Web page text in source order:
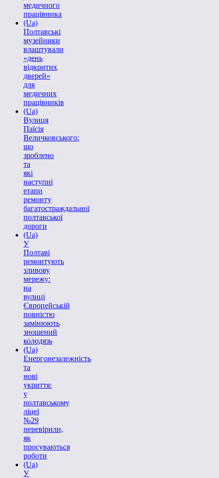
медичного
працівника
(Ua)
Полтавські
музейники
влаштували
«день
відкритих
дверей»
для
медичних
працівників
(Ua)
Вулиця
Паїсія
Величковського:
що
зроблено
та
які
наступні
етапи
ремонту
багатостраждальної
полтавської
дороги
(Ua)
У
Полтаві
ремонтують
зливову
мережу:
на
вулиці
Європейській
повністю
замінюють
зношений
колодязь
(Ua)
Енергонезалежність
та
нові
укриття:
у
полтавському
ліцеї
№29
перевірили,
як
просуваються
роботи
(Ua)
У